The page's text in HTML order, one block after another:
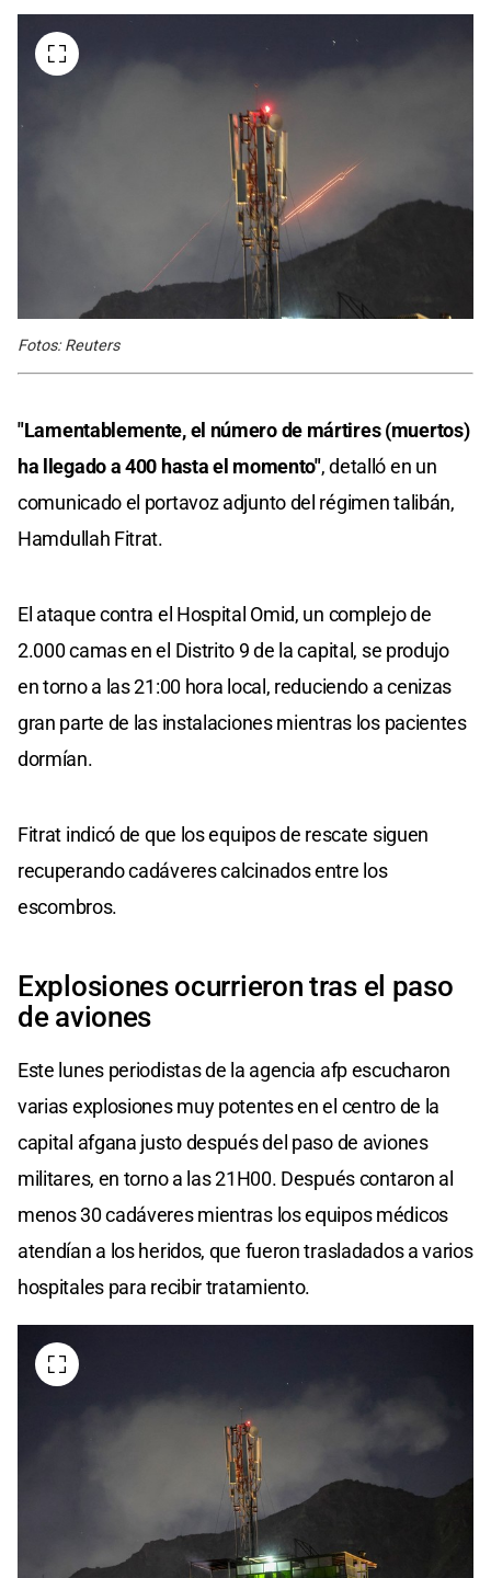
Fotos: Reuters
"Lamentablemente, el número de mártires (muertos)
ha llegado a 400 hasta el momento", detalló en un
comunicado el portavoz adjunto del régimen talibán,
Hamdullah Fitrat.
El ataque contra el Hospital Omid, un complejo de
2.000 camas en el Distrito 9 de la capital, se produjo
en torno a las 21:00 hora local, reduciendo a cenizas
gran parte de las instalaciones mientras los pacientes
dormían.
Fitrat indicó de que los equipos de rescate siguen
recuperando cadáveres calcinados entre los
escombros.
Explosiones ocurrieron tras el paso
de aviones
Este lunes periodistas de la agencia afp escucharon
varias explosiones muy potentes en el centro de la
capital afgana justo después del paso de aviones
militares, en torno a las 21H00. Después contaron al
menos 30 cadáveres mientras los equipos médicos
atendían a los heridos, que fueron trasladados a varios
hospitales para recibir tratamiento.